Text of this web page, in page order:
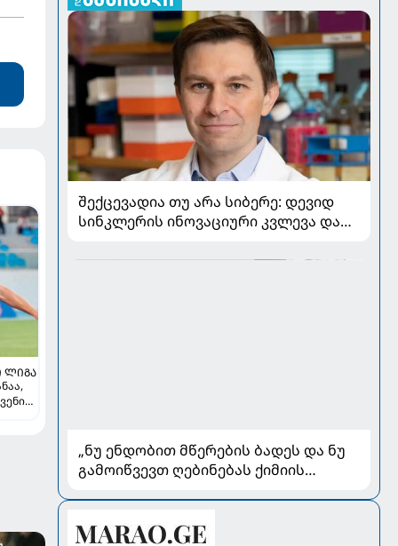
ᲚᲘᲒᲐ
შექცევადია თუ არა სიბერე: დევიდ
სინკლერის ინოვაციური კვლევა და
„ნუ ენდობით მწერების ბადეს და ნუ
გამოიწვევთ ღებინებას ქიმიის
პედიატრ სალომე ახვლედიანის